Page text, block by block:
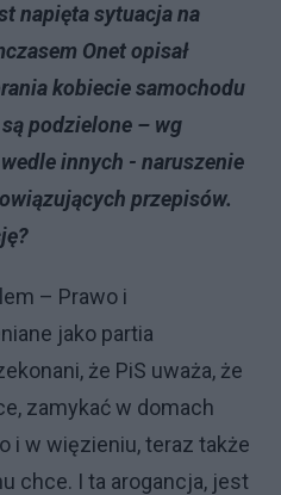
napięta sytuacja na
Onet opisał
kobiecie samochodu
podzielone – wg
innych - naruszenie
przepisów.
– Prawo i
jako partia
że PiS uważa, że
zamykać w domach
i w więzieniu, teraz także
chce. I ta arogancja, jest